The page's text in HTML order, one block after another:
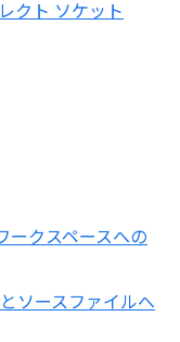
クト ソケット
ークスペースへの
ソースファイルへ